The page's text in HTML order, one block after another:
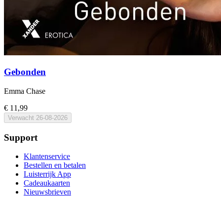
Gebonden
Emma Chase
€ 11,99
Verwacht 26-08-2026
Support
Klantenservice
Bestellen en betalen
Luisterrijk App
Cadeaukaarten
Nieuwsbrieven